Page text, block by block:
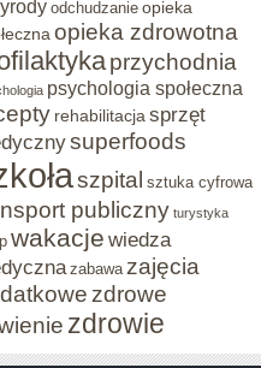
odchudzanie opieka
opieka zdrowotna
przychodnia
psychologia społeczna
rehabilitacja sprzęt
superfoods
szpital sztuka cyfrowa
publiczny turystyka
wakacje wiedza
zabawa zajęcia
zdrowe
zdrowie